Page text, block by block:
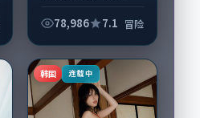
《缺席的观众（修订
纲主线；取景与声音
设计凸显日本城市质
感，...
78,986 7.1 冒险
韩国 连载中